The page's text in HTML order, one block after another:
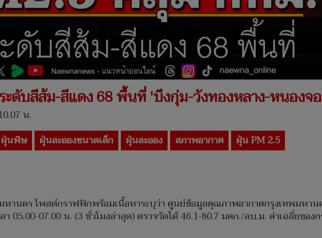
ดับสีส้ม-สีแดง 68 พื้นที่ 'บึงกุ่ม-วังทองหลาง-หนอง
น.
ฝุ่นพิษ ฝุ่นละอองขนาดเล็ก ฝุ่นละออง สภาพอากาศ ฝุ่น PM 2.5
านคร โพสต์กราฟฟิกพร้อมเนื้อหาระบุว่า ศูนย์ข้อมูลคุณภาพอากาศกรุงเทพมหาน
05.00-07.00 น. (3 ชั่วโมงล่าสุด) ตรวจวัดได้ 46.1-80.7 มคก./ลบ.ม. ค่าเฉลี่ยของ